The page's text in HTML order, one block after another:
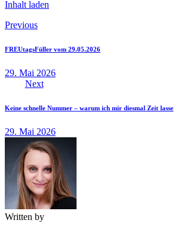
Inhalt laden
Beitragsnavigation
Previous
FREUtagsFüller vom 29.05.2026
29. Mai 2026
Next
Keine schnelle Nummer – warum ich mir diesmal Zeit lasse
29. Mai 2026
Written by